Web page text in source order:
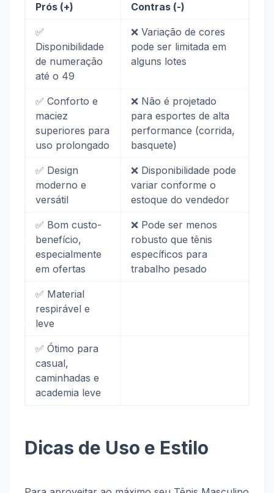
Prós (+) Contras (-)
✅
Disponibilidade
de numeração
até o 49
❌ Variação de cores
pode ser limitada em
alguns lotes
✅ Conforto e
maciez
superiores para
uso prolongado
❌ Não é projetado
para esportes de alta
performance (corrida,
basquete)
✅ Design
moderno e
versátil
❌ Disponibilidade pode
variar conforme o
estoque do vendedor
✅ Bom custo-
benefício,
especialmente
em ofertas
❌ Pode ser menos
robusto que tênis
específicos para
trabalho pesado
✅ Material
respirável e
leve
✅ Ótimo para
casual,
caminhadas e
academia leve
Dicas de Uso e Estilo